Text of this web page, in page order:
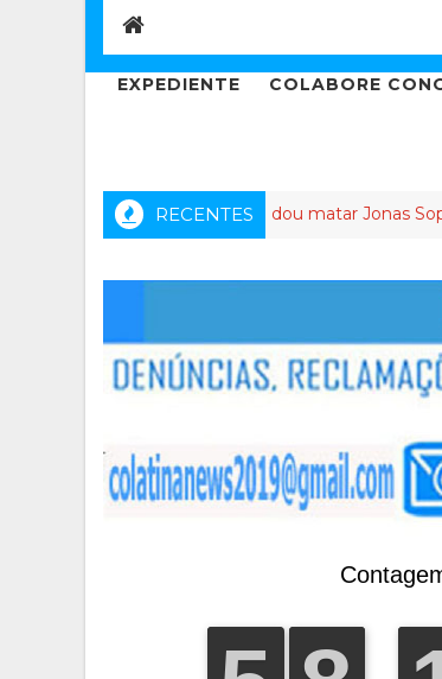
EXPEDIENTE COLABORE
RECENTES
Quem mandou matar Jonas Soprani, o